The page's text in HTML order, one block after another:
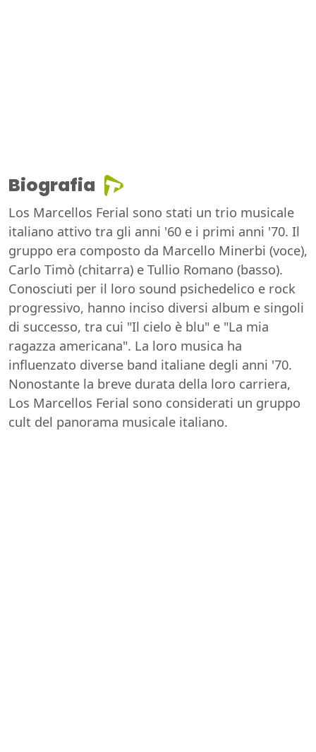
Biografia
Los Marcellos Ferial sono stati un trio musicale
italiano attivo tra gli anni '60 e i primi anni '70. Il
gruppo era composto da Marcello Minerbi (voce),
Carlo Timò (chitarra) e Tullio Romano (basso).
Conosciuti per il loro sound psichedelico e rock
progressivo, hanno inciso diversi album e singoli
di successo, tra cui "Il cielo è blu" e "La mia
ragazza americana". La loro musica ha
influenzato diverse band italiane degli anni '70.
Nonostante la breve durata della loro carriera,
Los Marcellos Ferial sono considerati un gruppo
cult del panorama musicale italiano.